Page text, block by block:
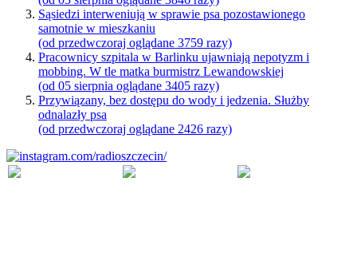
Sąsiedzi interweniują w sprawie psa pozostawionego
samotnie w mieszkaniu
(od przedwczoraj oglądane 3759 razy)
Pracownicy szpitala w Barlinku ujawniają nepotyzm i
mobbing. W tle matka burmistrz Lewandowskiej
(od 05 sierpnia oglądane 3405 razy)
Przywiązany, bez dostępu do wody i jedzenia. Służby
odnalazły psa
(od przedwczoraj oglądane 2426 razy)